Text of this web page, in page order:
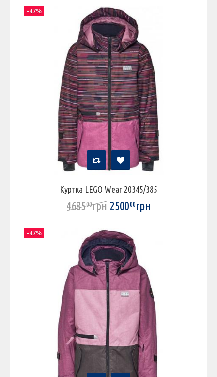
Куртка LEGO Wear 20345/385
468500грн 250000грн
-47%
-47%